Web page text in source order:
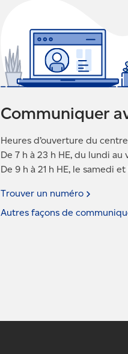
Communiquer
Heures d’ouverture du
De 7 h à 23 h HE, du lundi au
De 9 h à 21 h HE, le samedi
Trouver un numéro
Autres façons de